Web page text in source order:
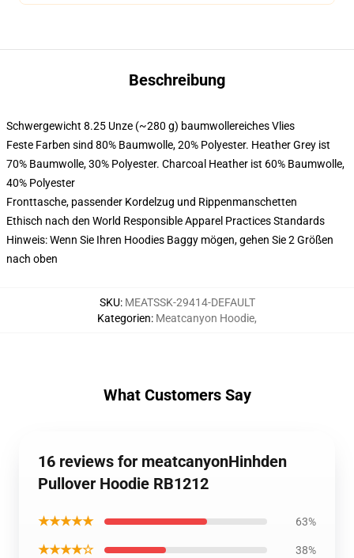
Beschreibung
Schwergewicht 8.25 Unze (~280 g) baumwollereiches Vlies
Feste Farben sind 80% Baumwolle, 20% Polyester. Heather Grey ist
70% Baumwolle, 30% Polyester. Charcoal Heather ist 60% Baumwolle,
40% Polyester
Fronttasche, passender Kordelzug und Rippenmanschetten
Ethisch nach den World Responsible Apparel Practices Standards
Hinweis: Wenn Sie Ihren Hoodies Baggy mögen, gehen Sie 2 Größen
nach oben
SKU: MEATSSK-29414-DEFAULT
Kategorien: Meatcanyon Hoodie,
What Customers Say
16 reviews for meatcanyonHinhden
Pullover Hoodie RB1212
★★★★★ 63%
★★★★☆ 38%